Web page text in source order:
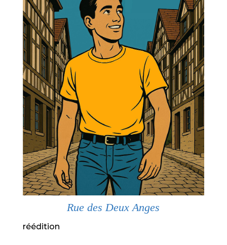
Rue des Deux Anges
réédition